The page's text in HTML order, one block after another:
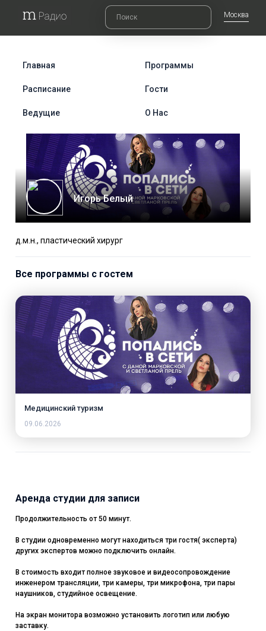
Москва
Главная Программы
Расписание Гости
Ведущие О Нас
Игорь Белый
д.м.н., пластический хирург
Все программы с гостем
Медицинский туризм
09.06.2026
Аренда студии для записи
Продолжительность от 50 минут.
В студии одновременно могут находиться три гостя( эксперта)
других экспертов можно подключить онлайн.
В стоимость входит полное звуковое и видеосопровождение
инженером трансляции, три камеры, три микрофона, три пары
наушников, студийное освещение.
На экран монитора возможно установить логотип или любую
заставку.